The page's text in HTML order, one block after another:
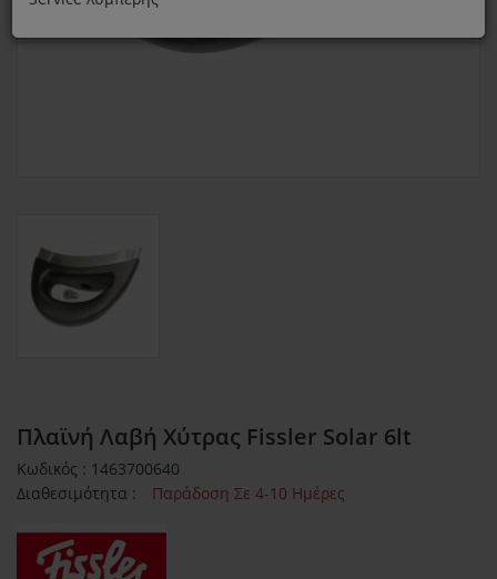
Πλαϊνή Λαβή Χύτρας Fissler Solar 6lt
Κωδικός : 1463700640
Διαθεσιμότητα :
Παράδοση Σε 4-10 Ημέρες